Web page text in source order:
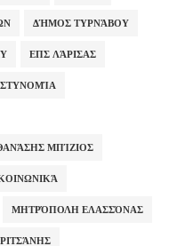
ΔΉΜΟΣ ΤΥΡΝΆΒΟΥ
ΕΠΣ ΛΆΡΙΣΑΣ
ΜΠΊΖΙΟΣ
ΜΗΤΡΌΠΟΛΗ ΕΛΑΣΣΌΝΑΣ